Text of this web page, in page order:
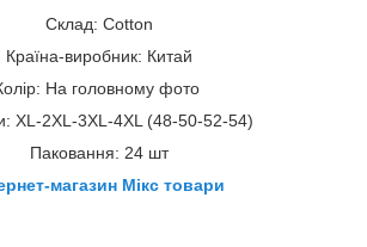
Склад: Cotton
Країна-виробник: Китай
На головному фото
XL-2XL-3XL-4XL (48-50-52-54)
Паковання: 24 шт
магазин Мікс товари